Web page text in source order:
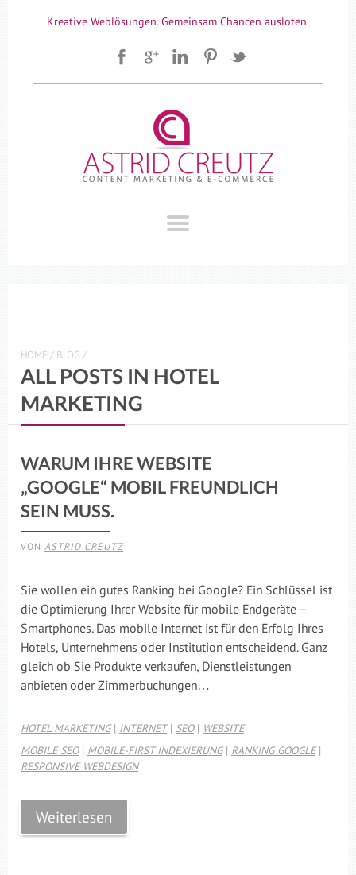
Kreative Weblösungen. Gemeinsam Chancen ausloten.
HOME / BLOG /
ALL POSTS IN HOTEL
MARKETING
WARUM IHRE WEBSITE
„GOOGLE“ MOBIL FREUNDLICH
SEIN MUSS.
VON ASTRID CREUTZ
Sie wollen ein gutes Ranking bei Google? Ein Schlüssel ist
die Optimierung Ihrer Website für mobile Endgeräte –
Smartphones. Das mobile Internet ist für den Erfolg Ihres
Hotels, Unternehmens oder Institution entscheidend. Ganz
gleich ob Sie Produkte verkaufen, Dienstleistungen
anbieten oder Zimmerbuchungen…
HOTEL MARKETING| INTERNET| SEO| WEBSITE
MOBILE SEO| MOBILE-FIRST INDEXIERUNG| RANKING GOOGLE|
RESPONSIVE WEBDESIGN
Weiterlesen